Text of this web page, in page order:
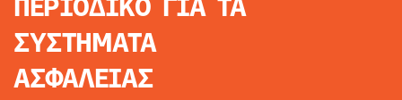
ΣΥΣΤΗΜΑΤΑ
ΑΣΦΑΛΕΙΑΣ